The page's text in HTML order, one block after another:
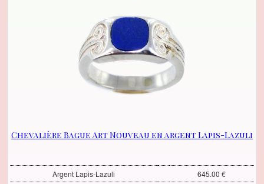
Chevalière Bague Art Nouveau en argent Lapis-Lazuli
Argent Lapis-Lazuli
645.00 €